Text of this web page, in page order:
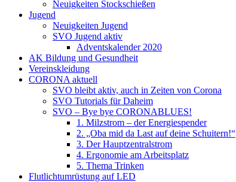
Neuigkeiten Stockschießen
Jugend
Neuigkeiten Jugend
SVO Jugend aktiv
Adventskalender 2020
AK Bildung und Gesundheit
Vereinskleidung
CORONA aktuell
SVO bleibt aktiv, auch in Zeiten von Corona
SVO Tutorials für Daheim
SVO – Bye bye CORONABLUES!
1. Milzstrom – der Energiespender
2. „Oba mid da Last auf deine Schuitern!“
3. Der Hauptzentralstrom
4. Ergonomie am Arbeitsplatz
5. Thema Trinken
Flutlichtumrüstung auf LED